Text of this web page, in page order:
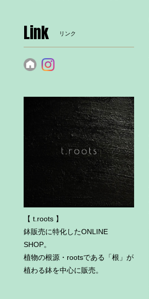
Link リンク
【 t.roots 】
鉢販売に特化したONLINE
SHOP。
植物の根源・rootsである「根」が
植わる鉢を中心に販売。